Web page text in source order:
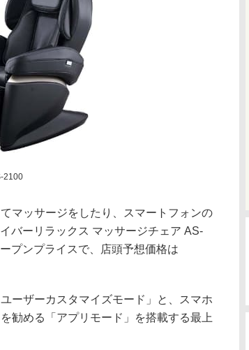
2100
マッサージをしたり、スマートフォンの
バーリラックス マッサージチェア AS-
プンプライスで、店頭予想価格は
ーザーカスタマイズモード」と、スマホ
勧める「アプリモード」を搭載する最上